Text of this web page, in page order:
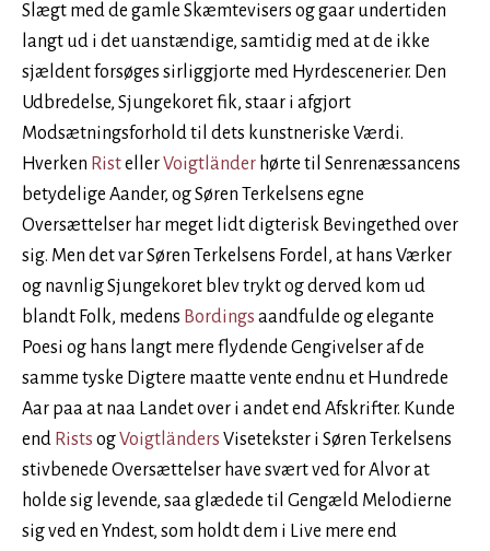
Slægt med de gamle Skæmtevisers og gaar undertiden
langt ud i det uanstændige, samtidig med at de ikke
sjældent forsøges sirliggjorte med Hyrdescenerier. Den
Udbredelse, Sjungekoret fik, staar i afgjort
Modsætningsforhold til dets kunstneriske Værdi.
Hverken RistellerVoigtländer hørte til Senrenæssancens
betydelige Aander, og Søren Terkelsens egne
Oversættelser har meget lidt digterisk Bevingethed over
sig. Men det var Søren Terkelsens Fordel, at hans Værker
og navnlig Sjungekoret blev trykt og derved kom ud
blandt Folk, medens Bordings aandfulde og elegante
Poesi og hans langt mere flydende Gengivelser af de
samme tyske Digtere maatte vente endnu et Hundrede
Aar paa at naa Landet over i andet end Afskrifter. Kunde
end Rists ogVoigtländers Visetekster i Søren Terkelsens
stivbenede Oversættelser have svært ved for Alvor at
holde sig levende, saa glædede til Gengæld Melodierne
sig ved en Yndest, som holdt dem i Live mere end